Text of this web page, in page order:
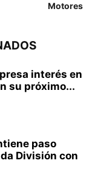
Motores
interés en
su próximo...
paso
División con